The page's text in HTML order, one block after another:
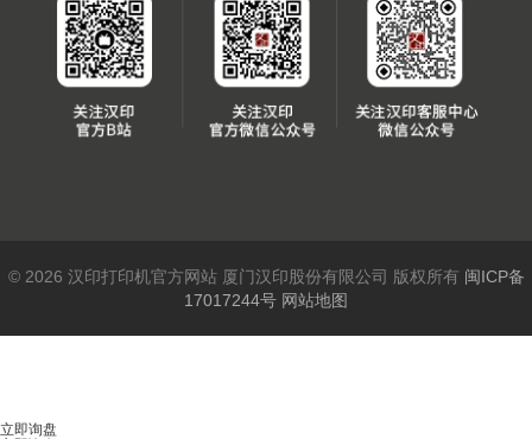
© 2026 汉印打印机官方网站 厦门汉印股份有限公司 版权所有 闽ICP备
17017244号 网站地图
立即询盘